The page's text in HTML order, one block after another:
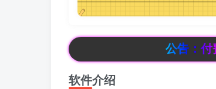
公告：付费文章
软件介绍